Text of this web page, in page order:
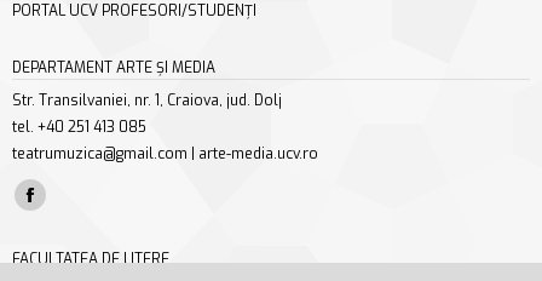
PORTAL UCV PROFESORI/STUDENȚI
DEPARTAMENT ARTE ȘI MEDIA
Str. Transilvaniei, nr. 1, Craiova, jud. Dolj
tel. +40 251 413 085
teatrumuzica@gmail.com | arte-media.ucv.ro
Find us on:
Facebook
FACULTATEA DE LITERE